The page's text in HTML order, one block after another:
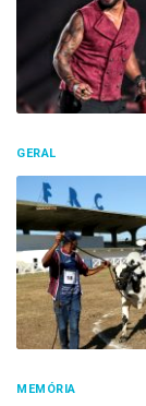
GERAL
MEMÓRIA